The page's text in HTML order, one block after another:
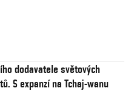
dodavatele světových
S expanzí na Tchaj-wanu